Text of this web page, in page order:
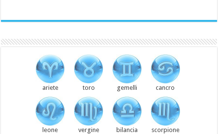
ariete toro gemelli cancro
leone vergine bilancia scorpione